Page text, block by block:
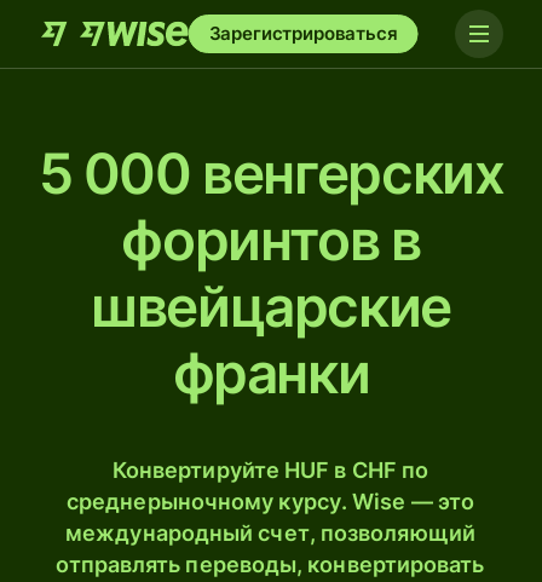
Зарегистрироваться
5 000 венгерских
форинтов в
швейцарские
франки
Конвертируйте HUF в CHF по
среднерыночному курсу. Wise — это
международный счет, позволяющий
отправлять переводы, конвертировать